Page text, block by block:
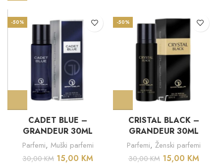
-50%
CADET BLUE –
GRANDEUR 30ML
Parfemi, Muški parfemi
30,00KM 15,00 KM
-50%
CRISTAL BLACK –
GRANDEUR 30ML
Parfemi, Ženski parfemi
30,00KM 15,00 KM